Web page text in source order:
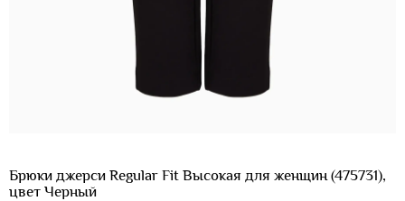
Брюки джерси Regular Fit Высокая для женщин (475731),
цвет Черный